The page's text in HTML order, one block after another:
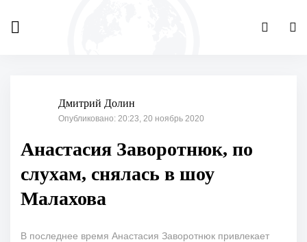
Дмитрий Долин
Опубликовано: 20:23, 20 ноябрь 2020
Анастасия Заворотнюк, по
слухам, снялась в шоу
Малахова
В последнее время Анастасия Заворотнюк привлекает